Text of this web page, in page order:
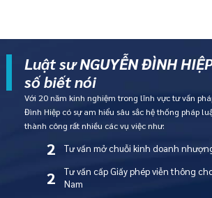
Luật sư NGUYỄN ĐÌNH
số biết nói
Với 20 năm kinh nghiệm trong lĩnh vực tư vấn
Đình Hiệp có sự am hiểu sâu sắc hệ thống pháp
thành công rất nhiều các vụ việc như:
2 Tư vấn mở chuỗi kinh doanh
2
Tư vấn cấp Giấy phép viễn thông
Nam